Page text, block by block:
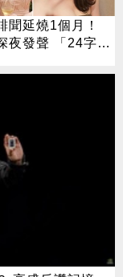
聞延燒1個月！
夜發聲 「24字」
繫的事